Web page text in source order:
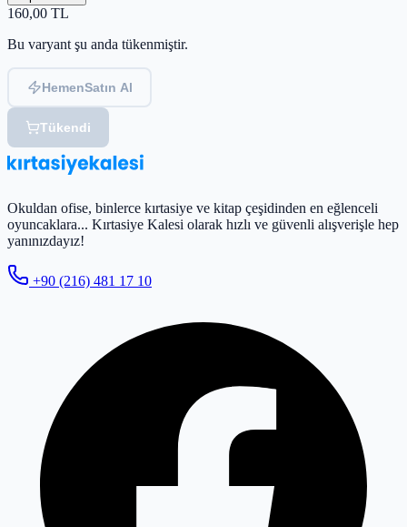
160,00 TL
Bu varyant şu anda tükenmiştir.
HemenSatın Al
Tükendi
Okuldan ofise, binlerce kırtasiye ve kitap çeşidinden en eğlenceli
oyuncaklara... Kırtasiye Kalesi olarak hızlı ve güvenli alışverişle hep
yanınızdayız!
+90 (216) 481 17 10